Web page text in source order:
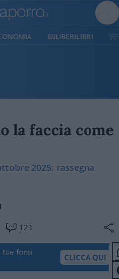
SHOP SOSTIENICI
la faccia come
2025: rassegna
123
tue fonti
CLICCA QUI